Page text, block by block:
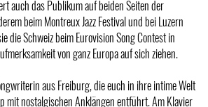
auch das Publikum auf beiden Seiten der
beim Montreux Jazz Festival und bei Luzern
die Schweiz beim Eurovision Song Contest in
von ganz Europa auf sich ziehen.
aus Freiburg, die euch in ihre intime Welt
mit nostalgischen Anklängen entführt. Am Klavier